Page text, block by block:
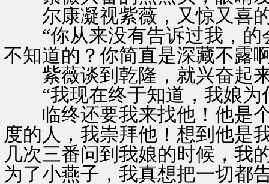
尔康凝视紫薇，又惊又喜
“你从来没有告诉过我，的
不知道的？你简直是深藏不露
紫薇谈到乾隆，就兴奋起来
“我现在终于知道，我娘为
临终还要我来找他！他是个
度的人，我崇拜他！想到他是
几次三番问到我娘的时候，我
为了小燕子，我真想把一切都